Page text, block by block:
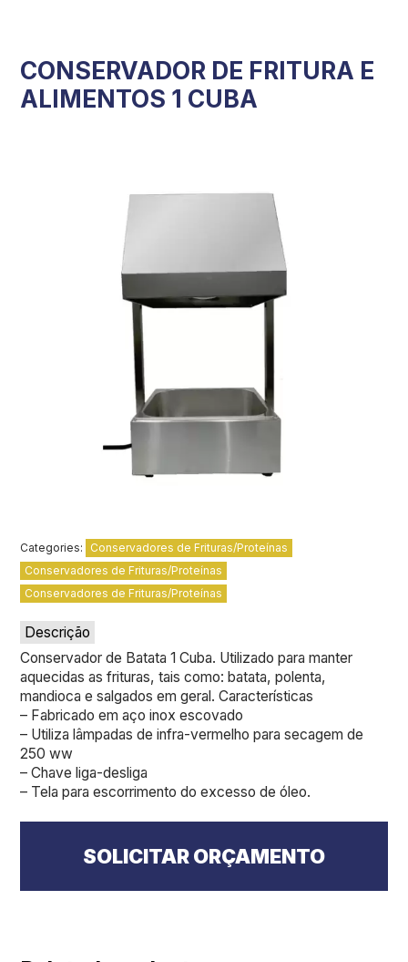
CONSERVADOR DE FRITURA E
ALIMENTOS 1 CUBA
Categories:
Conservadores de Frituras/Proteínas
Conservadores de Frituras/Proteínas
Conservadores de Frituras/Proteínas
Descrição
Conservador de Batata 1 Cuba. Utilizado para manter
aquecidas as frituras, tais como: batata, polenta,
mandioca e salgados em geral. Características
– Fabricado em aço inox escovado
– Utiliza lâmpadas de infra-vermelho para secagem de
250 ww
– Chave liga-desliga
– Tela para escorrimento do excesso de óleo.
SOLICITAR ORÇAMENTO